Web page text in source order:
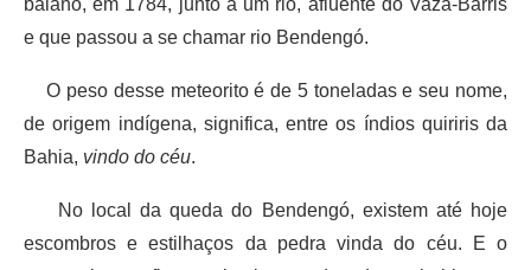
e que passou a se chamar rio Bendengó.
O peso desse meteorito é de 5 toneladas e seu nome,
de origem indígena, significa, entre os índios quiriris da
Bahia, vindo do céu.
No local da queda do Bendengó, existem até hoje
escombros e estilhaços da pedra vinda do céu. E o